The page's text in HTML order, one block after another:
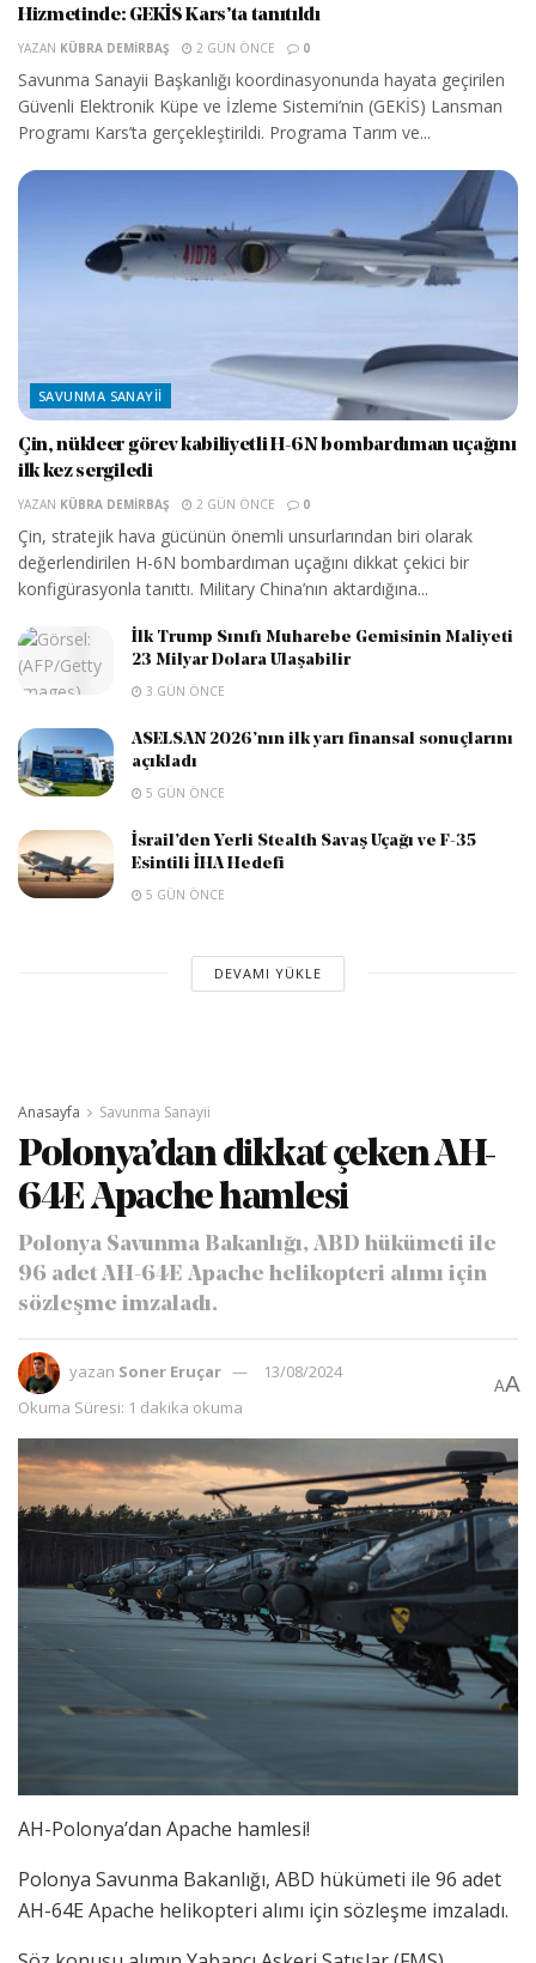
Hizmetinde: GEKİS Kars’ta tanıtıldı
YAZAN KÜBRA DEMIRBAŞ 2 GÜN ÖNCE 0
Savunma Sanayii Başkanlığı koordinasyonunda hayata geçirilen
Güvenli Elektronik Küpe ve İzleme Sistemi’nin (GEKİS) Lansman
Programı Kars’ta gerçekleştirildi. Programa Tarım ve...
SAVUNMA SANAYII
Çin, nükleer görev kabiliyetli H-6N bombardıman uçağını
ilk kez sergiledi
YAZAN KÜBRA DEMIRBAŞ 2 GÜN ÖNCE 0
Çin, stratejik hava gücünün önemli unsurlarından biri olarak
değerlendirilen H-6N bombardıman uçağını dikkat çekici bir
konfigürasyonla tanıttı. Military China’nın aktardığına...
İlk Trump Sınıfı Muharebe Gemisinin Maliyeti
23 Milyar Dolara Ulaşabilir
3 GÜN ÖNCE
ASELSAN 2026’nın ilk yarı finansal sonuçlarını
açıkladı
5 GÜN ÖNCE
İsrail’den Yerli Stealth Savaş Uçağı ve F-35
Esintili İHA Hedefi
5 GÜN ÖNCE
DEVAMI YÜKLE
Anasayfa Savunma Sanayii
Polonya’dan dikkat çeken AH-
64E Apache hamlesi
Polonya Savunma Bakanlığı, ABD hükümeti ile
96 adet AH-64E Apache helikopteri alımı için
sözleşme imzaladı.
yazan Soner Eruçar
13/08/2024
Okuma Süresi: 1 dakika okuma
AA
AH-Polonya’dan Apache hamlesi!
Polonya Savunma Bakanlığı, ABD hükümeti ile 96 adet
AH-64E Apache helikopteri alımı için sözleşme imzaladı.